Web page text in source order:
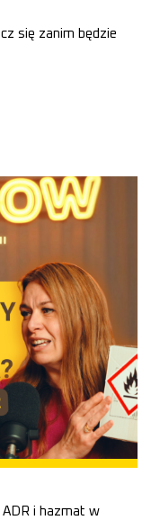
się zanim będzie
ADR i hazmat w